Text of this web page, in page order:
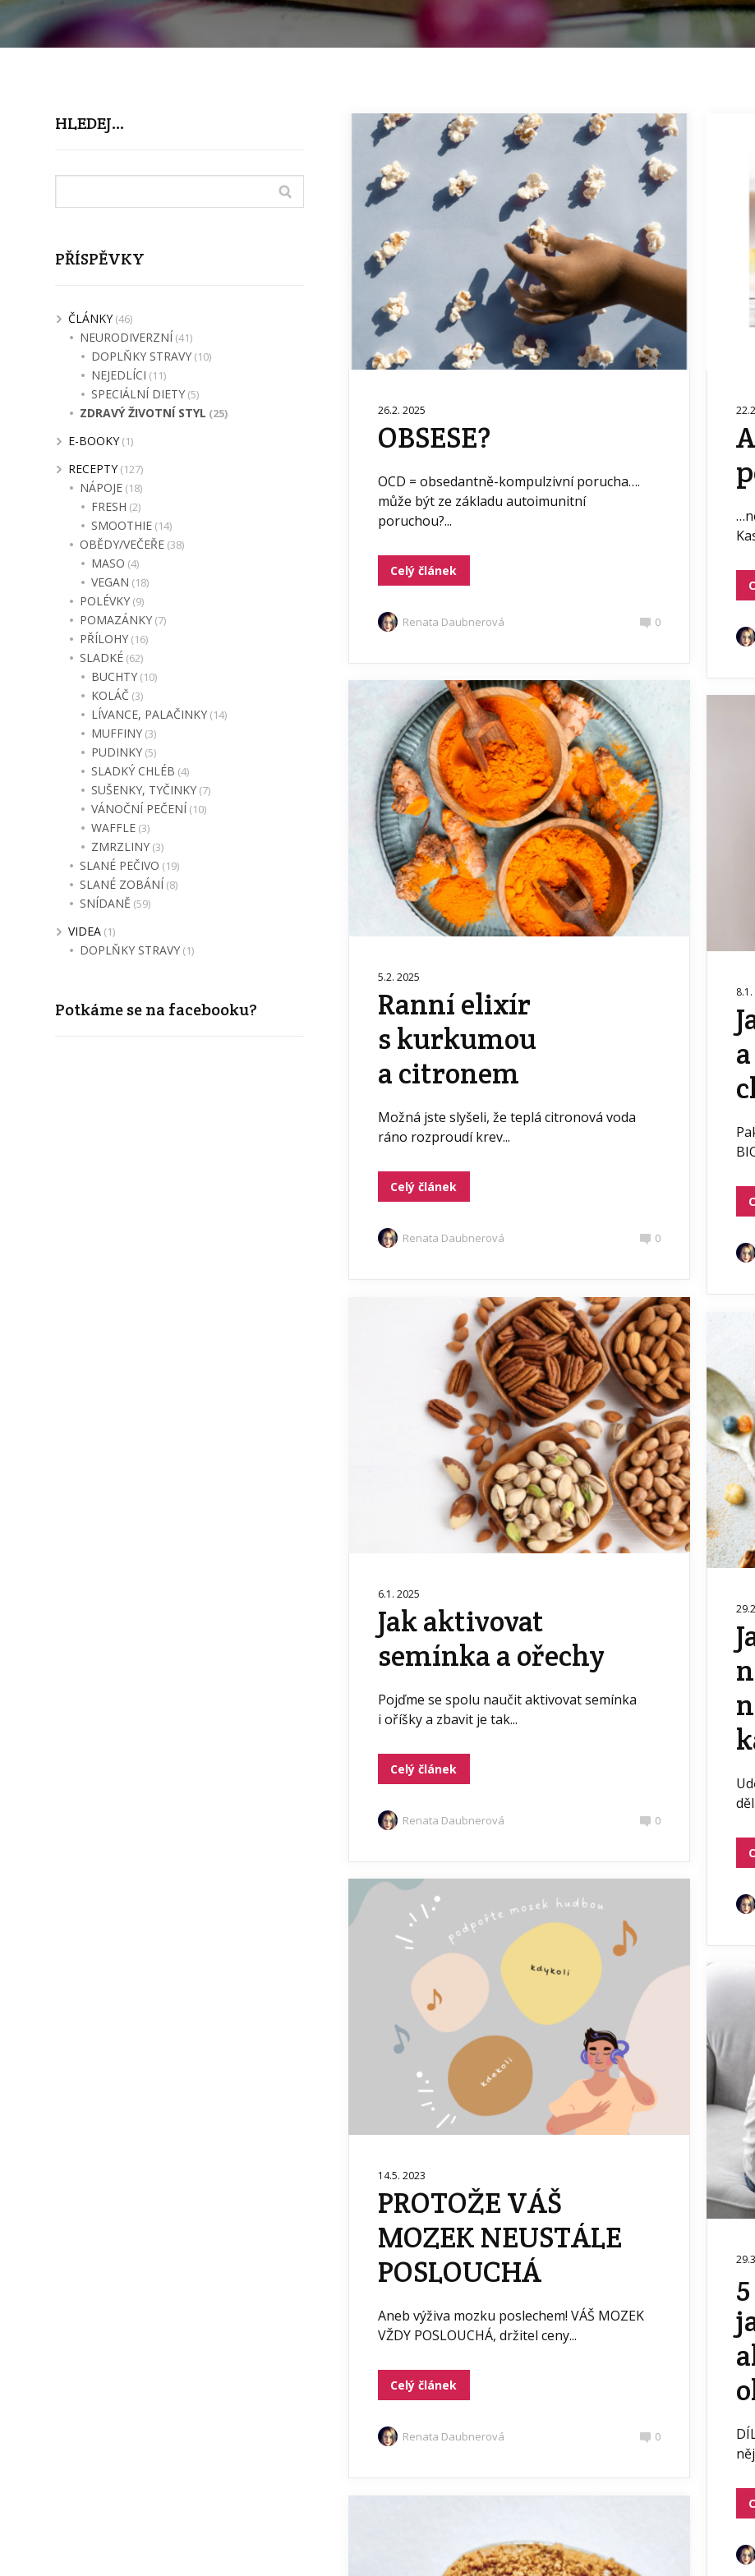
26.2. 2025
OBSESE?
OCD = obsedantně-kompulzivní porucha….
může být ze základu autoimunitní
poruchou?...
Celý článek
Renata Daubnerová 0
5.2. 2025
Ranní elixír
s kurkumou
a citronem
Možná jste slyšeli, že teplá citronová voda
ráno rozproudí krev...
Celý článek
Renata Daubnerová 0
6.1. 2025
Jak aktivovat
semínka a ořechy
Pojďme se spolu naučit aktivovat semínka
i oříšky a zbavit je tak...
Celý článek
Renata Daubnerová 0
14.5. 2023
PROTOŽE VÁŠ
MOZEK NEUSTÁLE
POSLOUCHÁ
Aneb výživa mozku poslechem! VÁŠ MOZEK
VŽDY POSLOUCHÁ, držitel ceny...
Celý článek
Renata Daubnerová 0
HLEDEJ…
PŘÍSPĚVKY
ČLÁNKY(46)
NEURODIVERZNÍ (41)
DOPLŇKY STRAVY (10)
NEJEDLÍCI (11)
SPECIÁLNÍ DIETY (5)
ZDRAVÝ ŽIVOTNÍ STYL (25)
E-BOOKY(1)
RECEPTY(127)
NÁPOJE (18)
FRESH (2)
SMOOTHIE (14)
OBĚDY/VEČEŘE (38)
MASO (4)
VEGAN (18)
POLÉVKY (9)
POMAZÁNKY (7)
PŘÍLOHY (16)
SLADKÉ (62)
BUCHTY (10)
KOLÁČ (3)
LÍVANCE, PALAČINKY (14)
MUFFINY (3)
PUDINKY (5)
SLADKÝ CHLÉB (4)
SUŠENKY, TYČINKY (7)
VÁNOČNÍ PEČENÍ (10)
WAFFLE (3)
ZMRZLINY (3)
SLANÉ PEČIVO (19)
SLANÉ ZOBÁNÍ (8)
SNÍDANĚ (59)
VIDEA (1)
DOPLŇKY STRAVY (1)
Potkáme se na facebooku?